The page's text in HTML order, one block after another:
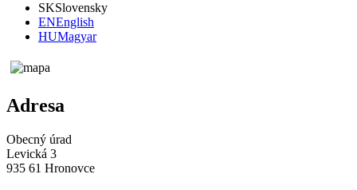
SKSlovensky
ENEnglish
HUMagyar
Adresa
Obecný úrad
Levická 3
935 61 Hronovce